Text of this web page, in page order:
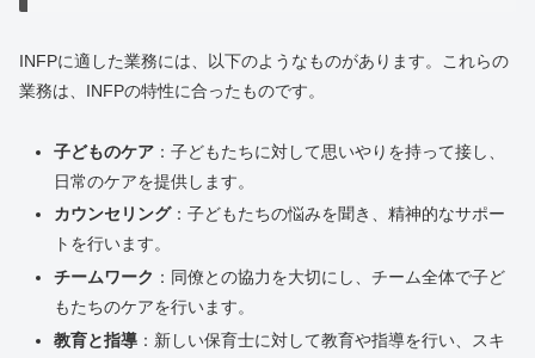
INFPに適した業務には、以下のようなものがあります。これらの
業務は、INFPの特性に合ったものです。
子どものケア：子どもたちに対して思いやりを持って接し、
日常のケアを提供します。
カウンセリング：子どもたちの悩みを聞き、精神的なサポー
トを行います。
チームワーク ：同僚との協力を大切にし、チーム全体で子ど
もたちのケアを行います。
教育と指導：新しい保育士に対して教育や指導を行い、スキ